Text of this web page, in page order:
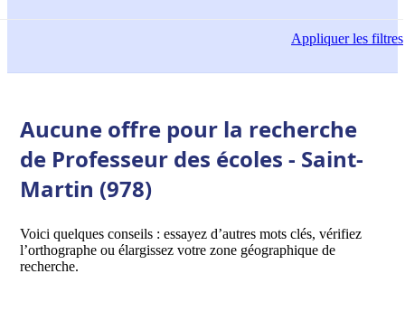
Appliquerles filtres
Aucune offre pour la recherche
de Professeur des écoles - Saint-
Martin (978)
Voici quelques conseils : essayez d’autres mots clés, vérifiez
l’orthographe ou élargissez votre zone géographique de
recherche.